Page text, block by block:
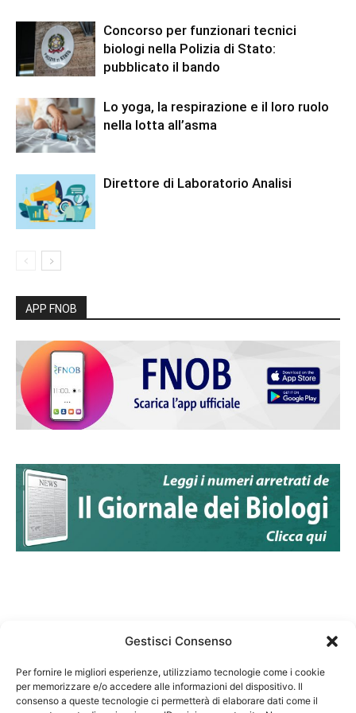
Gestisci Consenso
Per fornire le migliori esperienze, utilizziamo tecnologie come i cookie
per memorizzare e/o accedere alle informazioni del dispositivo. Il
consenso a queste tecnologie ci permetterà di elaborare dati come il
Concorso per funzionari tecnici
biologi nella Polizia di Stato:
pubblicato il bando
Lo yoga, la respirazione e il loro ruolo
nella lotta all’asma
Direttore di Laboratorio Analisi
APP FNOB
Federazione Nazionale Degli Ordini dei Biologi: